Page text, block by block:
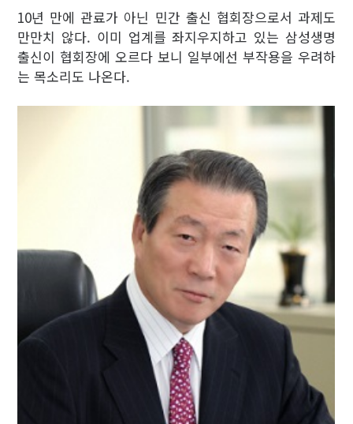
10년 만에 관료가 아닌 민간 출신 협회장으로서 과제도
만만치 않다. 이미 업계를 좌지우지하고 있는 삼성생명
출신이 협회장에 오르다 보니 일부에선 부작용을 우려하
는 목소리도 나온다.